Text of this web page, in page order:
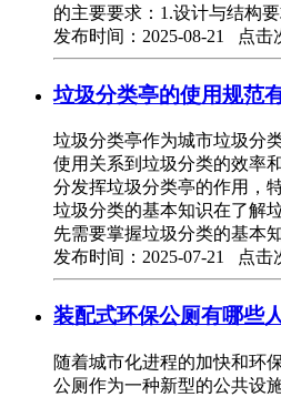
的主要要求：1.设计与结构
发布时间：2025-08-21 点击
垃圾分类亭的使用规范
垃圾分类亭作为城市垃圾分
使用关系到垃圾分类的效率
分发挥垃圾分类亭的作用，
垃圾分类的基本知识在了解
先需要掌握垃圾分类的基本
发布时间：2025-07-21 点击
装配式环保公厕有哪些
随着城市化进程的加快和环
公厕作为一种新型的公共设